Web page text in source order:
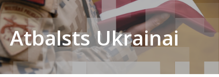
Atbalsts Ukrainai